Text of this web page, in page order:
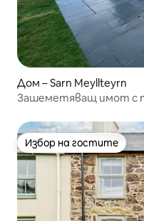
Дом – Sarn Meyllteyrn
Зашеметяващ имот с
Избор на гостите
Избор на гостите